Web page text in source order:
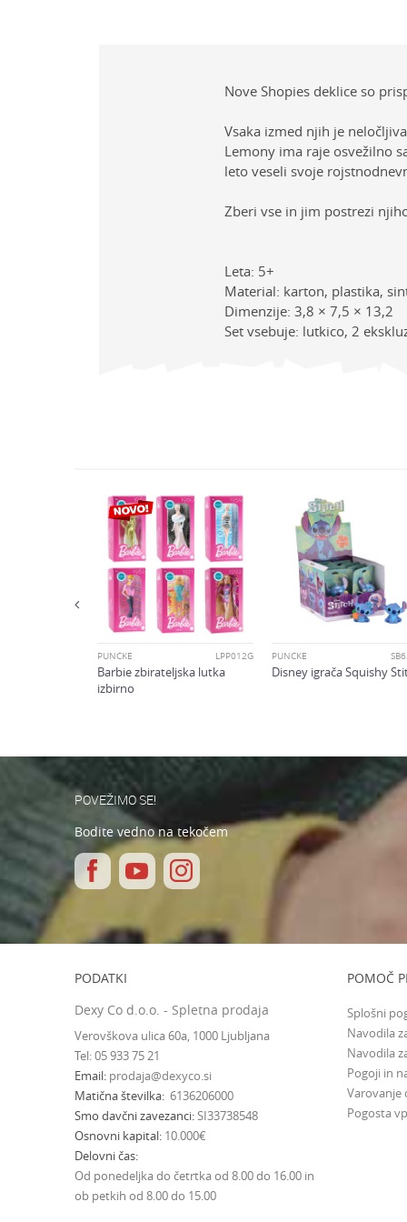
Nove Shopies deklice so
Vsaka izmed njih je
Lemony ima raje osvežilno
leto veseli svoje
Zberi vse in jim postrezi
Leta: 5+
Material: karton, plastika,
Dimenzije: 3,8 × 7,5 × 13,2
Set vsebuje: lutkico, 2
Varnostno
POŠLJI
PUNČKE LPP012G
Barbie zbirateljska lutka
izbirno
PUNČKE
Disney igrača Squishy
POVEŽIMO SE!
Bodite vedno na tekočem
PODATKI
Dexy Co d.o.o. - Spletna prodaja
Verovškova ulica 60a, 1000 Ljubljana
Tel: 05 933 75 21
Email prodaja@dexyco.si
Matična številka 6136206000
Smo davčni zavezanci SI33738548
Osnovni kapital 10.000€
Delovni čas
Od ponedeljka do četrtka od 8.00 do 16.00 in
ob petkih od 8.00 do 15.00
POMOČ
Splošni
Navodila
Navodila
Pogoji in
Varovanje
Pogosta